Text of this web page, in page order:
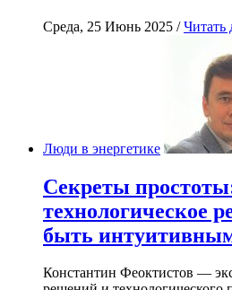
Среда, 25 Июнь 2025 /Читать
Люди в энергетике
Секреты
технологическое
быть
Константин Феоктистов —